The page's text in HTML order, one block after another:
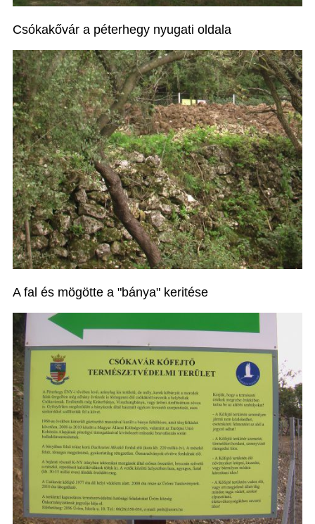
Csókakővár a péterhegy nyugati oldala
A fal és mögötte a "bánya" keritése